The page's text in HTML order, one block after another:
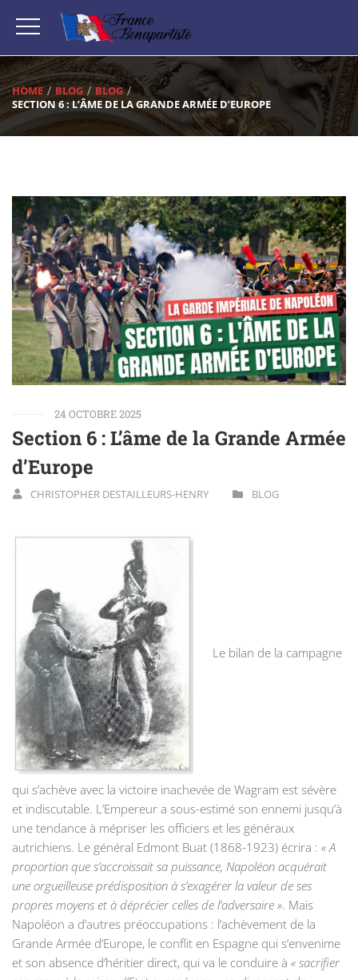
HOME BLOG
BLOG
SECTION 6 : L’ÂME DE LA GRANDE ARMÉE D’EUROPE
24 OCTOBRE 2025
Section 6 : L’âme de la Grande Armée
d’Europe
CHRISTOPHER DESTAILLEURS-HENRY BLOG
Le bilan de la campagne
qui s’achève avec la victoire inachevée de Wagram est sévère
et indiscutable. L’Empereur a sous-estimé son ennemi jusqu’à
une tendance à mépriser les officiers et les généraux
autrichiens. Le général Edmont Buat (1868-1923) écrira : « A
proportion que s’accroissait sa puissance, Napoléon acquérait
une orgueilleuse prédisposition à s’exagérer la valeur de ses
propres moyens et à déprécier celles de l’adversaire ». Mais
Napoléon a d’autres préoccupations : l’achèvement de la
Grande Armée d’Europe, le conflit en Espagne qui s’envenime
et son absence d’héritier direct, qui va le conduire à « sacrifier